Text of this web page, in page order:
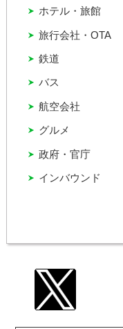
インバウンド
グルメ
バス
ホテル・旅館
政府・官庁
旅行会社・OTA
航空会社
鉄道